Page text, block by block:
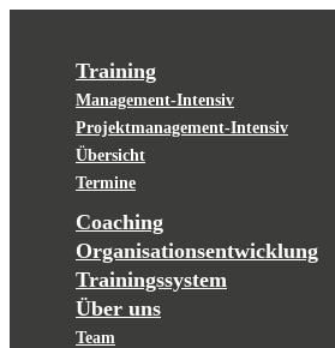
Training
Management-Intensiv
Projektmanagement-Intensiv
Übersicht
Termine
Coaching
Organisationsentwicklung
Trainingssystem
Über uns
Team